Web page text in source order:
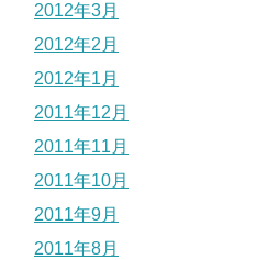
2012年3月
2012年2月
2012年1月
2011年12月
2011年11月
2011年10月
2011年9月
2011年8月